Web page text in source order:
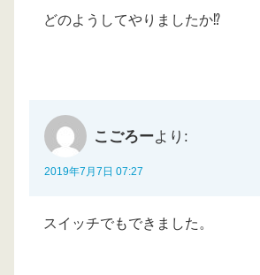
どのようしてやりましたか⁉︎
こごろーより:
2019年7月7日 07:27
スイッチでもできました。